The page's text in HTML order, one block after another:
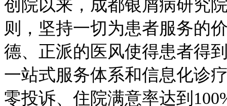
创院以来，成都银屑病研究
则，坚持一切为患者服务的
德、正派的医风使得患者得
一站式服务体系和信息化诊
零投诉、住院满意率达到